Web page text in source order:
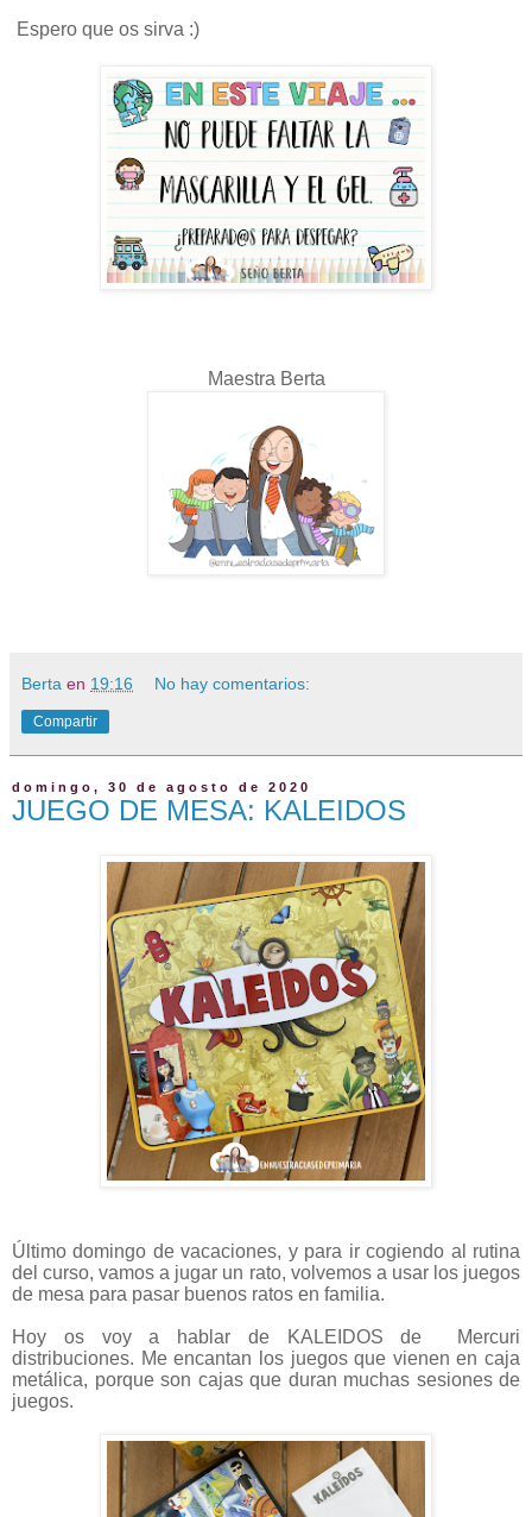
Espero que os sirva :)
Maestra Berta
Berta en 19:16 No hay comentarios:
Compartir
domingo, 30 de agosto de 2020
JUEGO DE MESA: KALEIDOS
Último domingo de vacaciones, y para ir cogiendo al rutina
del curso, vamos a jugar un rato, volvemos a usar los juegos
de mesa para pasar buenos ratos en familia.
Hoy os voy a hablar de KALEIDOS de Mercuri
distribuciones. Me encantan los juegos que vienen en caja
metálica, porque son cajas que duran muchas sesiones de
juegos.